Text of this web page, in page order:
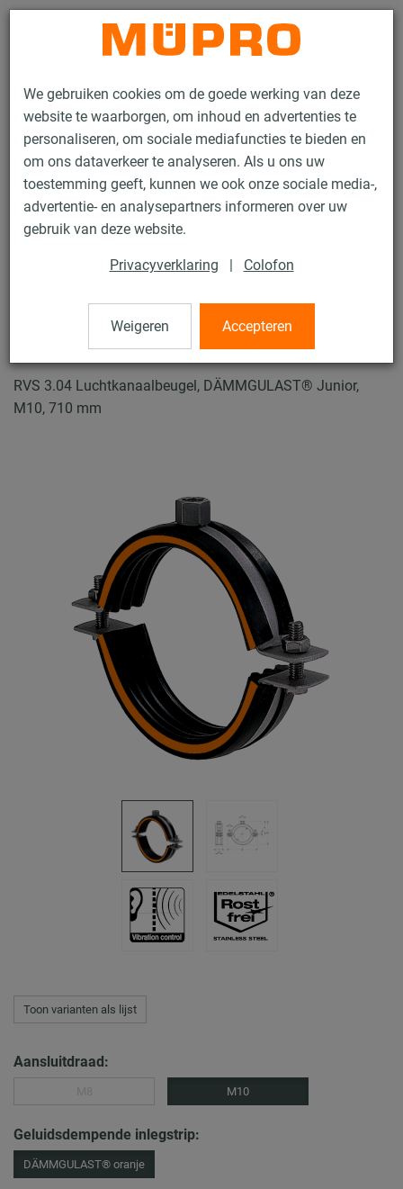
We gebruiken cookies om de goede werking van deze
website te waarborgen, om inhoud en advertenties te
personaliseren, om sociale mediafuncties te bieden en
om ons dataverkeer te analyseren. Als u ons uw
toestemming geeft, kunnen we ook onze sociale media-,
advertentie- en analysepartners informeren over uw
gebruik van deze website.
Privacyverklaring | Colofon
Weigeren Accepteren
Contact
Producten Bevestigingstechniek
Roestvaststaalproducten
Edelstahl-Produkte für die Lüftungsbefestigung
Luchtkanaalbeugels
1 / 4
Luchtkanaalbeugels
RVS 3.04 Luchtkanaalbeugel, DÄMMGULAST® Junior,
M10, 710 mm
Toon varianten als lijst
Aansluitdraad:
M10
Geluidsdempende inlegstrip:
DÄMMGULAST® oranje